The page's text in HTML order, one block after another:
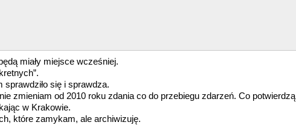
miały miejsce wcześniej.
się i sprawdza.
zmieniam od 2010 roku zdania co do przebiegu zdarzeń. Co potwierdzą
w Krakowie.
które zamykam, ale archiwizuję.